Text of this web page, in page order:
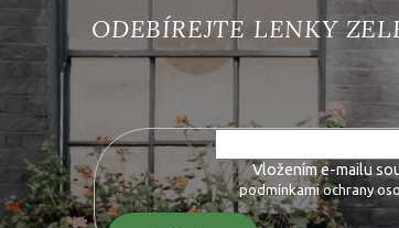
Vložte svůj e-mail a my vám budeme
Vložením e-mailu
podmínkami ochrany